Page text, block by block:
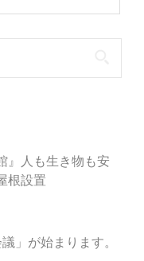
』人も生き物も安
根設置
」が始まります。